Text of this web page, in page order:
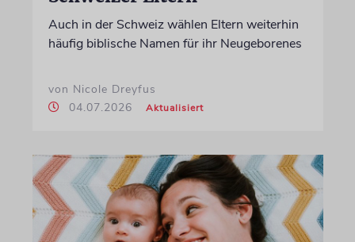
Auch in der Schweiz wählen Eltern weiterhin
häufig biblische Namen für ihr Neugeborenes
von Nicole Dreyfus
04.07.2026
Aktualisiert